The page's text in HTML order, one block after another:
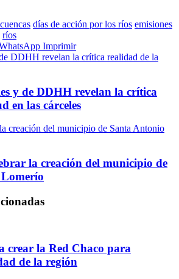
cuencas días de acción por los ríos emisiones
ríos
Imprimir
DDHH revelan la crítica realidad de la
y de DDHH revelan la crítica
en las cárceles
creación del municipio de Santa Antonio
la creación del municipio de
crear la Red Chaco para
de la región